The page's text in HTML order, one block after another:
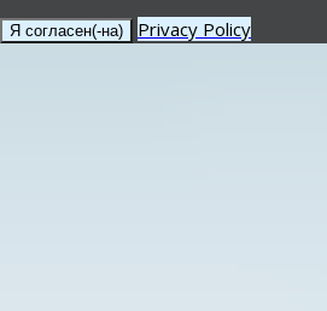
Я согласен(-на) Privacy Policy